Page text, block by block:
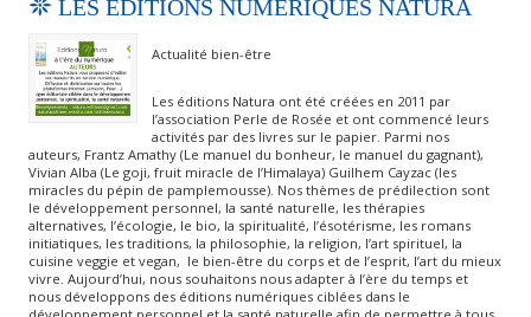
LES ÉDITIONS NUMÉRIQUES NATURA
Actualité bien-être
Les éditions Natura ont été créées en 2011 par
l’association Perle de Rosée et ont commencé leurs
activités par des livres sur le papier. Parmi nos
auteurs, Frantz Amathy (Le manuel du bonheur, le manuel du gagnant),
Vivian Alba (Le goji, fruit miracle de l’Himalaya) Guilhem Cayzac (les
miracles du pépin de pamplemousse). Nos thèmes de prédilection sont
le développement personnel, la santé naturelle, les thérapies
alternatives, l’écologie, le bio, la spiritualité, l’ésotérisme, les romans
initiatiques, les traditions, la philosophie, la religion, l’art spirituel, la
cuisine veggie et vegan, le bien-être du corps et de l’esprit, l’art du mieux
vivre. Aujourd’hui, nous souhaitons nous adapter à l’ère du temps et
nous développons des éditions numériques ciblées dans le